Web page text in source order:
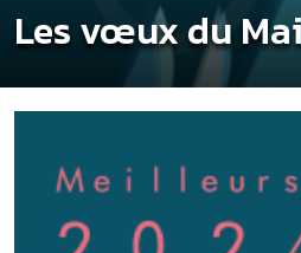
Les vœux du